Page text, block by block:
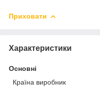
Приховати
Характеристики
Основні
Країна виробник